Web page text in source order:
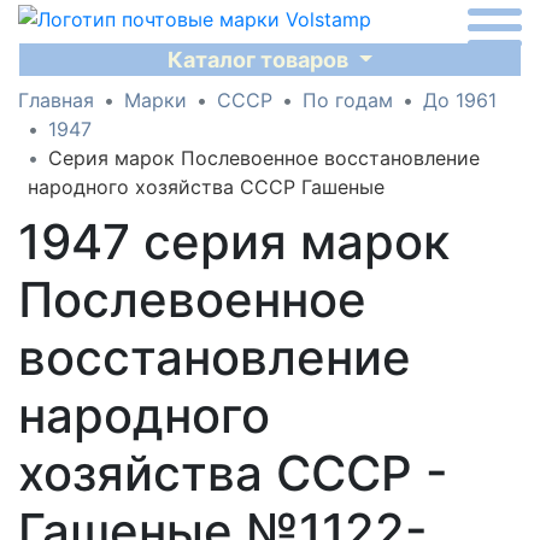
Каталог товаров
Главная Марки СССР По годам
До 1961
1947
Серия марок Послевоенное восстановление
народного хозяйства СССР Гашеные
1947 серия марок
Послевоенное
восстановление
народного
хозяйства СССР -